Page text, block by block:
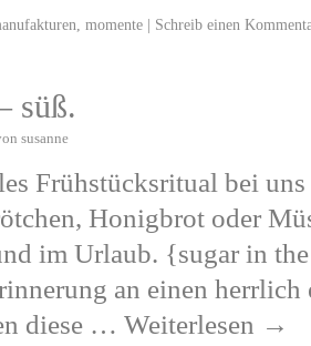
momente | Schreib einen
süß.
susanne
Frühstücksritual bei uns
Honigbrot oder
im Urlaub. {sugar in
an einen herrlich
diese … Weiterlesen →